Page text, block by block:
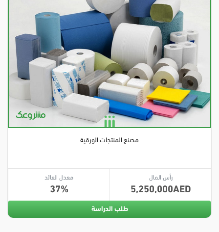
مصنع المنتجات الورقية
رأس المال
5,250,000
معدل العائد
37
طلب الدراسة